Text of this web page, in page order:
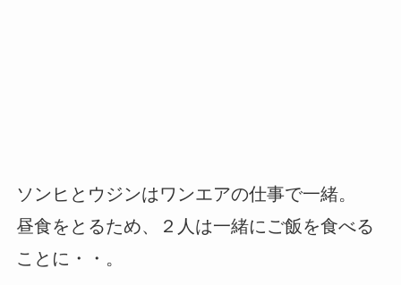
ソンヒとウジンはワンエアの仕事で一緒。
昼食をとるため、２人は一緒にご飯を食べる
ことに・・。